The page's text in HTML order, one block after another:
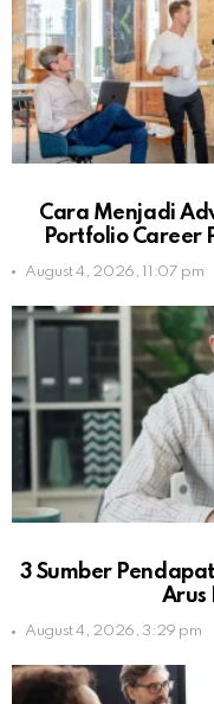
Cara Menjadi
Portfolio Career
August 4, 2026, 11:07 pm
3 Sumber
Arus
August 4, 2026, 3:29 pm